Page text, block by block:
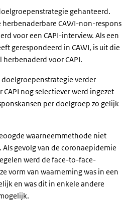
gehanteerd.
herbenaderbare CAWI-non-respons
voor een CAPI-interview. Als een
gerespondeerd in CAWI, is uit die
voor CAPI.
verder
nog selectiever werd ingezet
per doelgroep zo gelijk
waarneemmethode niet
gevolg van de coronaepidemie
werd de face-to-face-
vorm van waarneming was in een
en was dit in enkele andere